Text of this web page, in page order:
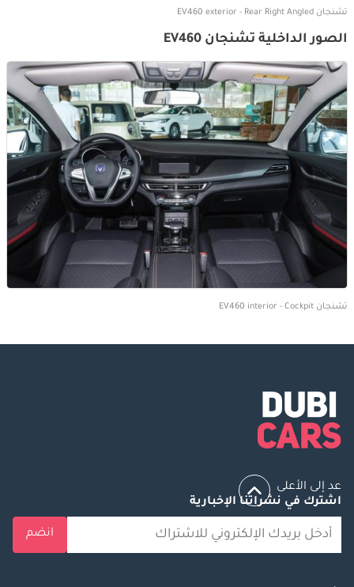
تشنجان EV460 exterior - Rear Right Angled
الصور الداخلية تشنجان EV460
تشنجان EV460 interior - Cockpit
عد إلى الأعلى
اشترك في نشراتنا الإخبارية
انضم